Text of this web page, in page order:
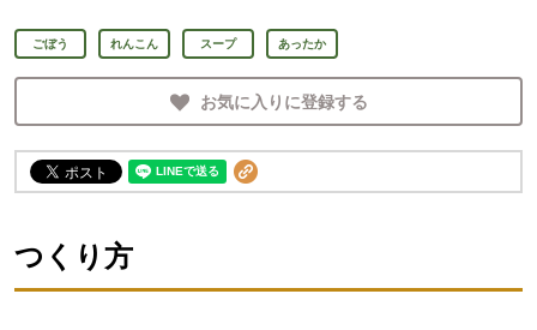
ごぼう れんこん スープ あったか
お気に入りに登録する
つくり方